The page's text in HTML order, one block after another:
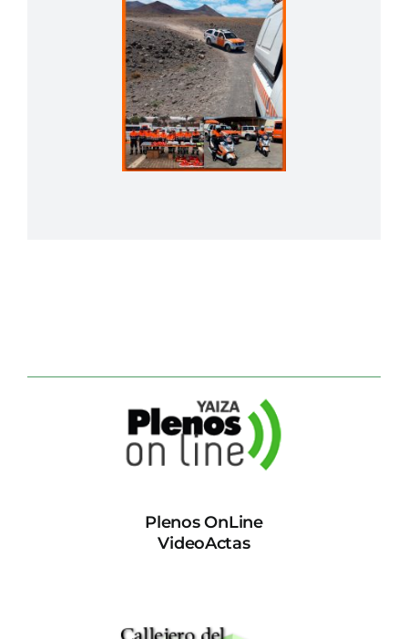
Plenos OnLine
VideoActas